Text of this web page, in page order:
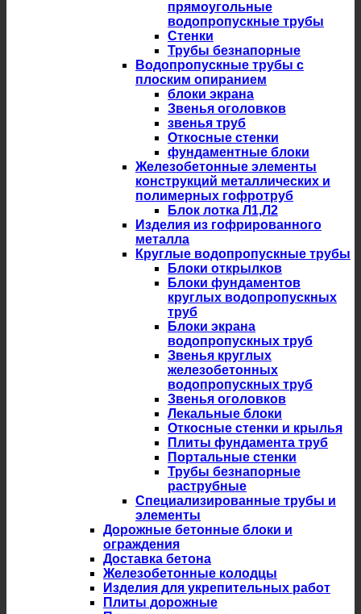
прямоугольные
водопропускные трубы
Стенки
Трубы безнапорные
Водопропускные трубы с
плоским опиранием
блоки экрана
Звенья оголовков
звенья труб
Откосные стенки
фундаментные блоки
Железобетонные элементы
конструкций металлических и
полимерных гофротруб
Блок лотка Л1,Л2
Изделия из гофрированного
металла
Круглые водопропускные трубы
Блоки открылков
Блоки фундаментов
круглых водопропускных
труб
Блоки экрана
водопропускных труб
Звенья круглых
железобетонных
водопропускных труб
Звенья оголовков
Лекальные блоки
Откосные стенки и крылья
Плиты фундамента труб
Портальные стенки
Трубы безнапорные
раструбные
Специализированные трубы и
элементы
Дорожные бетонные блоки и
ограждения
Доставка бетона
Железобетонные колодцы
Изделия для укрепительных работ
Плиты дорожные